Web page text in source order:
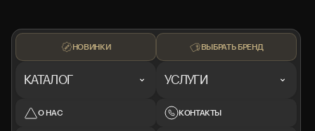
НОВИНКИ
КАТАЛОГ
О НАС
ВЫБРАТЬ БРЕНД
УСЛУГИ
КОНТАКТЫ